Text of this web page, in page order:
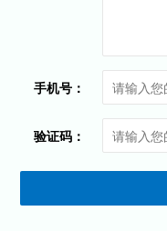
手机号：
验证码：